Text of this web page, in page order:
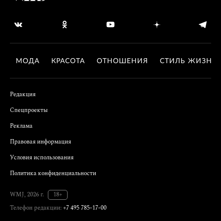
МОДА КРАСОТА ОТНОШЕНИЯ СТИЛЬ ЖИЗНИ
Редакция
Спецпроекты
Реклама
Правовая информация
Условия использования
Политика конфиденциальности
WMJ, 2026 г.
18+
Телефон редакции: +7 495 785-17-00